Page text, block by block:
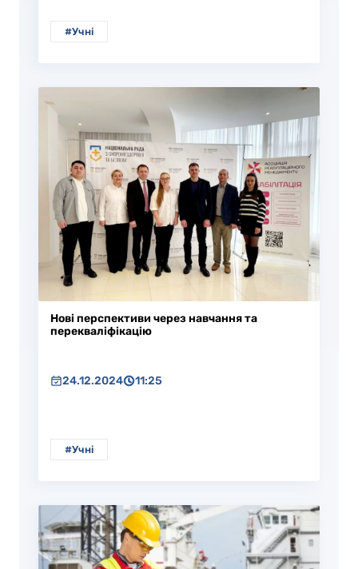
#Учні
Нові перспективи через навчання та
перекваліфікацію
24.12.2024 11:25
#Учні